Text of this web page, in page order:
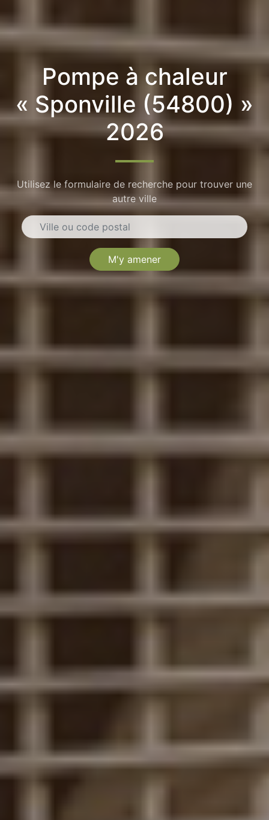
Pompe à chaleur
« Sponville (54800) »
2026
Utilisez le formulaire de recherche pour trouver une
autre ville
M'y amener